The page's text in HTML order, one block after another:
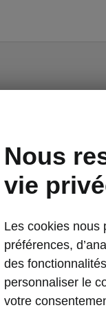
série)
dans le coffre
coffre réversible
pour
Nous
vie
Les cookies nous
préférences,
des
personnaliser le
votre